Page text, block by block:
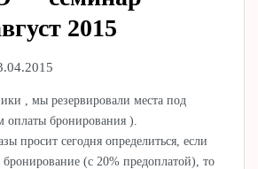
2015
, мы резервировали места под
оплаты бронирования ).
просит сегодня определиться, если
бронирование (с 20% предоплатой), то